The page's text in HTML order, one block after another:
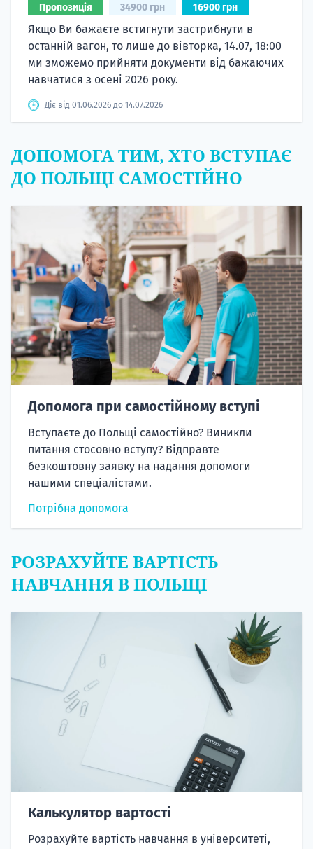
Пропозиція 34900 грн 16900 грн
Якщо Ви бажаєте встигнути застрибнути в
останній вагон, то лише до вівторка, 14.07, 18:00
ми зможемо прийняти документи від бажаючих
навчатися з осені 2026 року.
Діє від 01.06.2026 до 14.07.2026
ДОПОМОГА ТИМ, ХТО ВСТУПАЄ
ДО ПОЛЬЩІ САМОСТІЙНО
Допомога при самостійному вступі
Вступаєте до Польщі самостійно? Виникли
питання стосовно вступу? Відправте
безкоштовну заявку на надання допомоги
нашими спеціалістами.
Потрібна допомога
РОЗРАХУЙТЕ ВАРТІСТЬ
НАВЧАННЯ В ПОЛЬЩІ
Калькулятор вартості
Розрахуйте вартість навчання в університеті,